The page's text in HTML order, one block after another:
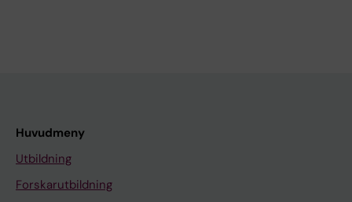
Huvudmeny
Utbildning
Forskarutbildning